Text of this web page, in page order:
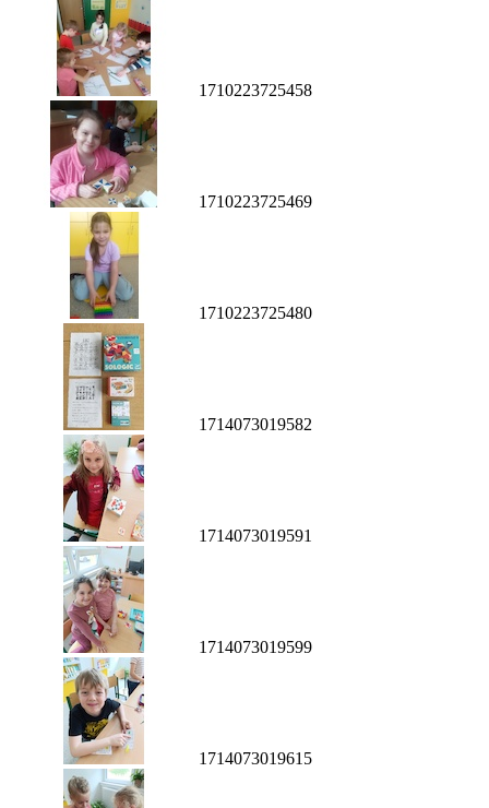
1710223725458
1710223725469
1710223725480
1714073019582
1714073019591
1714073019599
1714073019615